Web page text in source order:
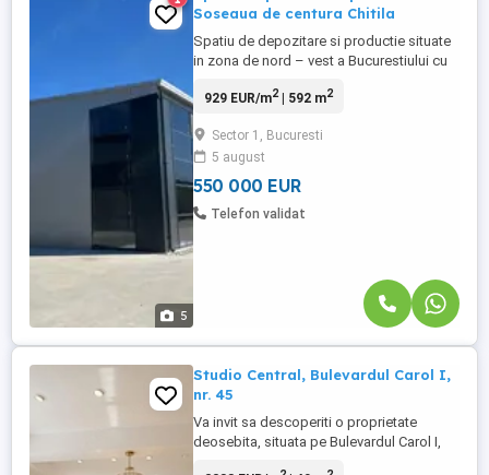
5
Soseaua de centura Chitila
Spatiu de depozitare si productie situate
in zona de nord – vest a Bucurestiului cu
Suprafata totala 592 mp Suprafata
dispusi pe P+1 Spatiu construit pe
structura metalica cu inchidere perimetrala
...
929 EUR/m2| 592 m2
Sector 1, Bucuresti
5 august
550 000 EUR
Telefon validat
Studio Central, Bulevardul Carol I,
nr. 45
Va invit sa descoperiti o proprietate
deosebita, situata pe Bulevardul Carol I,